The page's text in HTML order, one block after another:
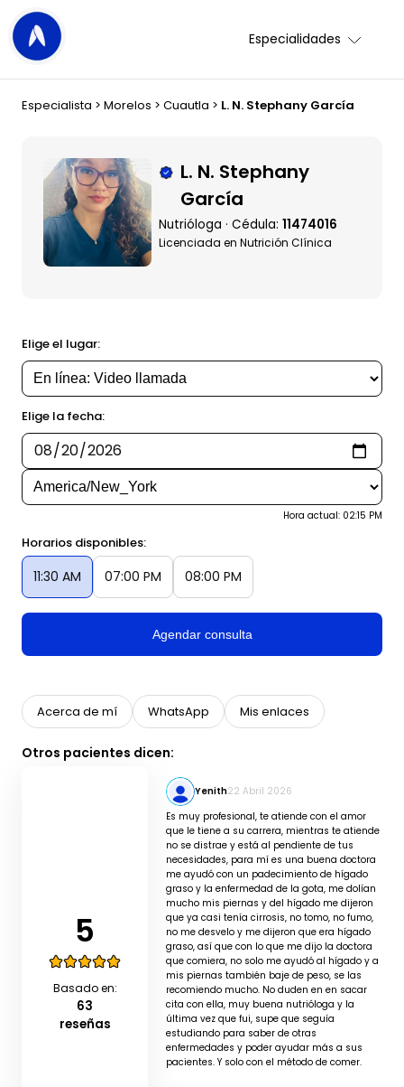
Especialidades
Especialista > Morelos > Cuautla > L. N. Stephany García
L. N. Stephany
García
Nutrióloga · Cédula: 11474016
Licenciada en Nutrición Clínica
Elige el lugar:
Elige la fecha:
Hora actual: 02:15 PM
Horarios disponibles:
11:30 AM 07:00 PM 08:00 PM
Agendar consulta
Acerca de mí WhatsApp Mis enlaces
Otros pacientes dicen:
5
Basado en:
63
reseñas
Yenith22 Abril 2026
Es muy profesional, te atiende con el amor
que le tiene a su carrera, mientras te atiende
no se distrae y está al pendiente de tus
necesidades, para mí es una buena doctora
me ayudó con un padecimiento de hígado
graso y la enfermedad de la gota, me dolían
mucho mis piernas y del hígado me dijeron
que ya casi tenía cirrosis, no tomo, no fumo,
no me desvelo y me dijeron que era hígado
graso, así que con lo que me dijo la doctora
que comiera, no solo me ayudó al hígado y a
mis piernas también baje de peso, se las
recomiendo mucho. No duden en en sacar
cita con ella, muy buena nutrióloga y la
última vez que fui, supe que seguía
estudiando para saber de otras
enfermedades y poder ayudar más a sus
pacientes. Y solo con el método de comer.